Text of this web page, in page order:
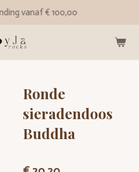
vanaf € 100,00
Ronde
sieradendoos
Buddha